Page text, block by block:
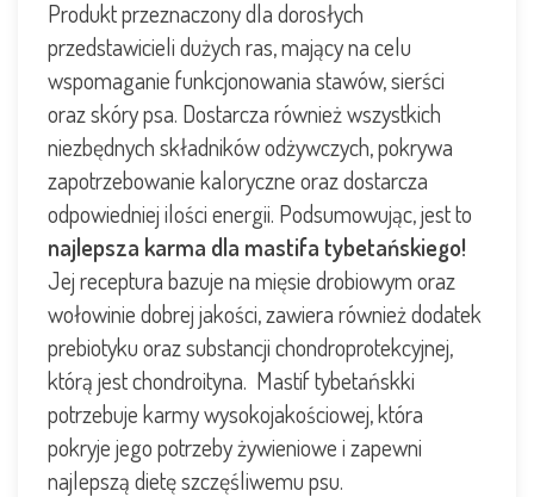
Produkt przeznaczony dla dorosłych
przedstawicieli dużych ras, mający na celu
wspomaganie funkcjonowania stawów, sierści
oraz skóry psa. Dostarcza również wszystkich
niezbędnych składników odżywczych, pokrywa
zapotrzebowanie kaloryczne oraz dostarcza
odpowiedniej ilości energii. Podsumowując, jest to
najlepsza karma dla mastifa tybetańskiego!
Jej receptura bazuje na mięsie drobiowym oraz
wołowinie dobrej jakości, zawiera również dodatek
prebiotyku oraz substancji chondroprotekcyjnej,
którą jest chondroityna. Mastif tybetańskki
potrzebuje karmy wysokojakościowej, która
pokryje jego potrzeby żywieniowe i zapewni
najlepszą dietę szczęśliwemu psu.